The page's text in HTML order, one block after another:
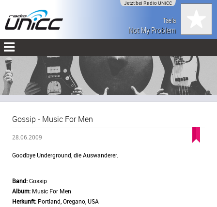
Jetzt bei Radio UNiCC
Taela
Not My Problem
Gossip - Music For Men
28.06.2009
Goodbye Underground, die Auswanderer.
Band:Gossip
Album: Music For Men
Herkunft: Portland, Oregano, USA